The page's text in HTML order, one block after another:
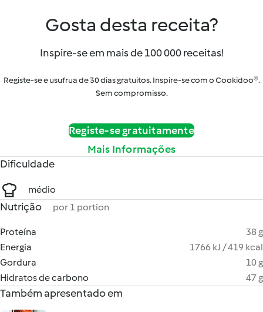
Gosta desta receita?
Inspire-se em mais de 100 000 receitas!
Registe-se e usufrua de 30 dias gratuitos. Inspire-se com o Cookidoo®.
Sem compromisso.
Registe-se gratuitamente
Mais Informações
Dificuldade
médio
Nutrição por 1 portion
Proteína
38 g
Energia
1766 kJ / 419 kcal
Gordura
10 g
Hidratos de carbono
47 g
Também apresentado em